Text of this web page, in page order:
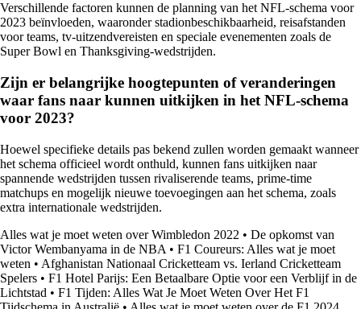
Verschillende factoren kunnen de planning van het NFL-schema voor
2023 beïnvloeden, waaronder stadionbeschikbaarheid, reisafstanden
voor teams, tv-uitzendvereisten en speciale evenementen zoals de
Super Bowl en Thanksgiving-wedstrijden.
Zijn er belangrijke hoogtepunten of veranderingen
waar fans naar kunnen uitkijken in het NFL-schema
voor 2023?
Hoewel specifieke details pas bekend zullen worden gemaakt wanneer
het schema officieel wordt onthuld, kunnen fans uitkijken naar
spannende wedstrijden tussen rivaliserende teams, prime-time
matchups en mogelijk nieuwe toevoegingen aan het schema, zoals
extra internationale wedstrijden.
Alles wat je moet weten over Wimbledon 2022 • De opkomst van
Victor Wembanyama in de NBA • F1 Coureurs: Alles wat je moet
weten • Afghanistan Nationaal Cricketteam vs. Ierland Cricketteam
Spelers • F1 Hotel Parijs: Een Betaalbare Optie voor een Verblijf in de
Lichtstad • F1 Tijden: Alles Wat Je Moet Weten Over Het F1